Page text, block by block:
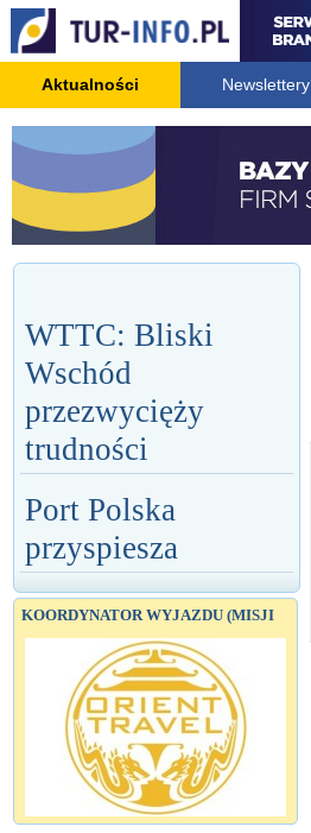
Aktualności Newslettery
WTTC: Bliski
Wschód
przezwycięży
trudności
Port Polska
przyspiesza
KOORDYNATOR WYJAZDU (MISJI